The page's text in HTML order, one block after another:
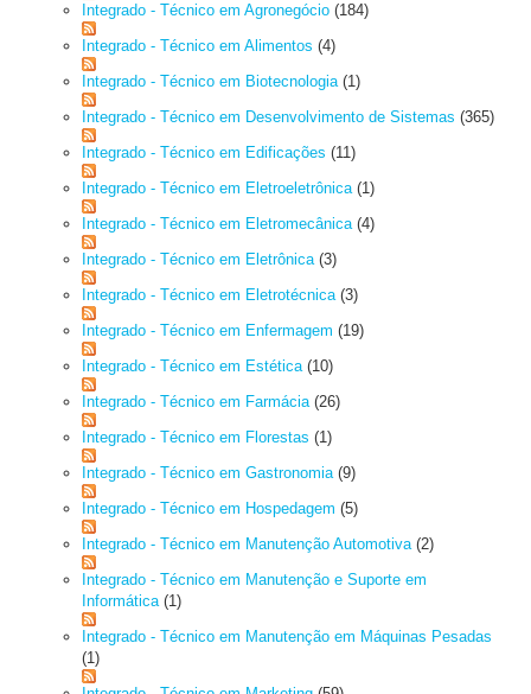
Integrado - Técnico em Agronegócio (184)
Integrado - Técnico em Alimentos (4)
Integrado - Técnico em Biotecnologia (1)
Integrado - Técnico em Desenvolvimento de Sistemas (365)
Integrado - Técnico em Edificações (11)
Integrado - Técnico em Eletroeletrônica (1)
Integrado - Técnico em Eletromecânica (4)
Integrado - Técnico em Eletrônica (3)
Integrado - Técnico em Eletrotécnica (3)
Integrado - Técnico em Enfermagem (19)
Integrado - Técnico em Estética (10)
Integrado - Técnico em Farmácia (26)
Integrado - Técnico em Florestas (1)
Integrado - Técnico em Gastronomia (9)
Integrado - Técnico em Hospedagem (5)
Integrado - Técnico em Manutenção Automotiva (2)
Integrado - Técnico em Manutenção e Suporte em
Informática (1)
Integrado - Técnico em Manutenção em Máquinas Pesadas
(1)